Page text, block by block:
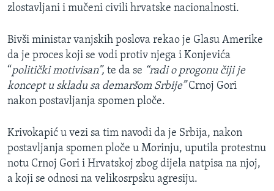
zlostavljani i mučeni civili hrvatske nacionalnosti.
Bivši ministar vanjskih poslova rekao je Glasu Amerike
da je proces koji se vodi protiv njega i Konjevića
“politički motivisan”, te da se “radi o progonu čiji je
koncept u skladu sa demaršom Srbije”Crnoj Gori
nakon postavljanja spomen ploče.
Krivokapić u vezi sa tim navodi da je Srbija, nakon
postavljanja spomen ploče u Morinju, uputila protestnu
notu Crnoj Gori i Hrvatskoj zbog dijela natpisa na njoj,
a koji se odnosi na velikosrpsku agresiju.